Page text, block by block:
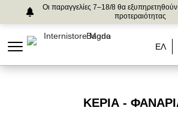
Οι παραγγελίες 7–18/8 θα
προτεραιότητας
ΕΛ
ΚΕΡΙΆ -